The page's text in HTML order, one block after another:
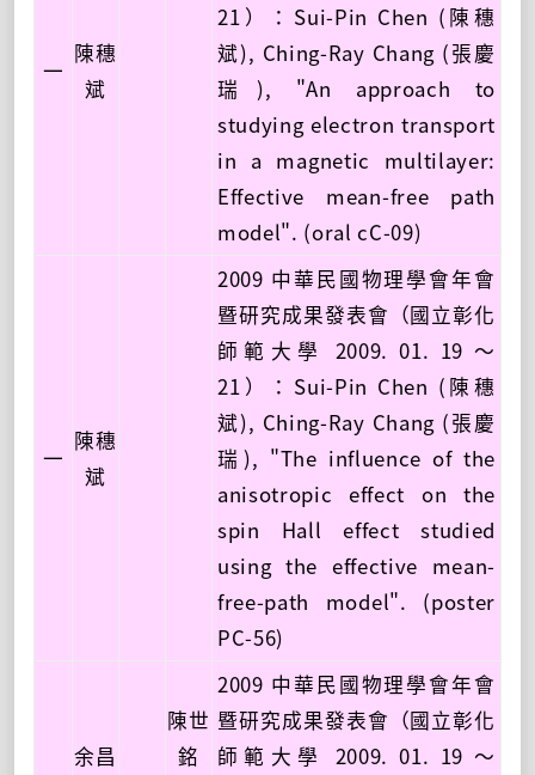
一
陳穗
斌
21）：Sui-Pin Chen (陳穗
斌), Ching-Ray Chang (張慶
瑞), "An approach to
studying electron transport
in a magnetic multilayer:
Effective mean-free path
model". (oral cC-09)
一
陳穗
斌
2009 中華民國物理學會年會
暨研究成果發表會（國立彰化
師範大學 2009. 01. 19 ～
21）：Sui-Pin Chen (陳穗
斌), Ching-Ray Chang (張慶
瑞), "The influence of the
anisotropic effect on the
spin Hall effect studied
using the effective mean-
free-path model". (poster
PC-56)
余昌
陳世
銘
2009 中華民國物理學會年會
暨研究成果發表會（國立彰化
師範大學 2009. 01. 19 ～